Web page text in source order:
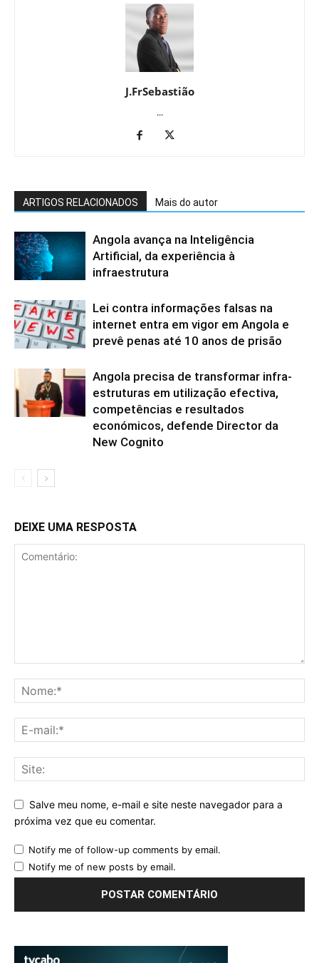
J.FrSebastião
...
ARTIGOS RELACIONADOS Mais do autor
Angola avança na Inteligência
Artificial, da experiência à
infraestrutura
Lei contra informações falsas na
internet entra em vigor em Angola e
prevê penas até 10 anos de prisão
Angola precisa de transformar infra-
estruturas em utilização efectiva,
competências e resultados
económicos, defende Director da
New Cognito
DEIXE UMA RESPOSTA
Salve meu nome, e-mail e site neste navegador para a
próxima vez que eu comentar.
Notify me of follow-up comments by email.
Notify me of new posts by email.